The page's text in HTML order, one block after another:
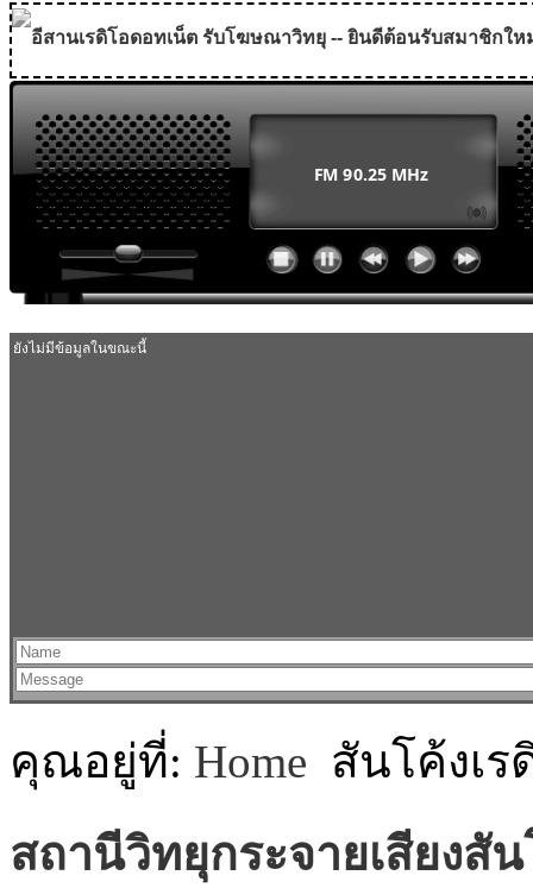
อีสานเรดิโอดอทเน็ต รับโฆษณาวิทยุ -- ยินดีต้อนรับสมาชิกใหม่
MODULE SBAHJAOUI YOUTUBE
MODULE SBAHJAOUI MEMORY GAME
MODULE SBAHJAOUI ACCORDION MENU
คุณอยู่ที่: Home สันโค้งเร
สถานีวิทยุกระจายเสียงสัน